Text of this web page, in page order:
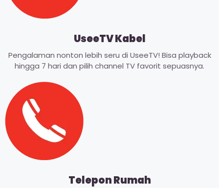
UseeTV Kabel
Pengalaman nonton lebih seru di UseeTV! Bisa playback
hingga 7 hari dan pilih channel TV favorit sepuasnya.
Telepon Rumah